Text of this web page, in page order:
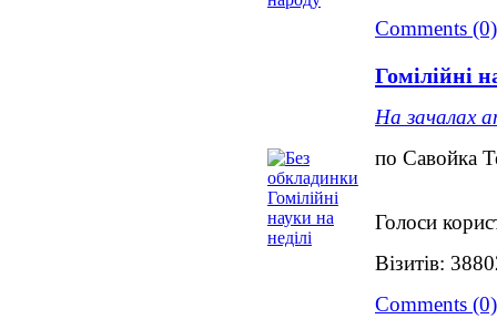
Comments (0)
Гомілійні
На зачалах
по Савойка
Голоси
Візитів:
Comments (0)